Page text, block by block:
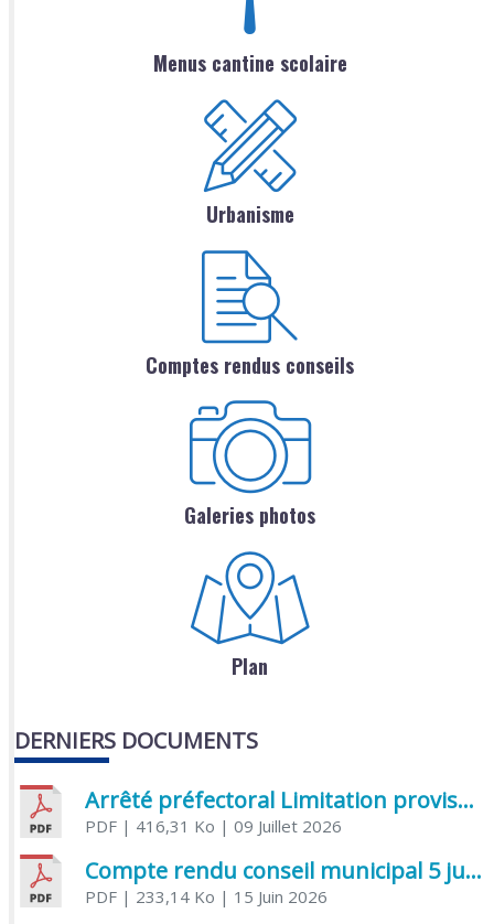
Menus cantine scolaire
Urbanisme
Comptes rendus conseils
Galeries photos
Plan
DERNIERS DOCUMENTS
Arrêté préfectoral Limitation provisoire des usages de l’eau
PDF| 416,31 Ko | 09 Juillet 2026
Compte rendu conseil municipal 5 juin 2026 sénatoriale
PDF| 233,14 Ko | 15 Juin 2026